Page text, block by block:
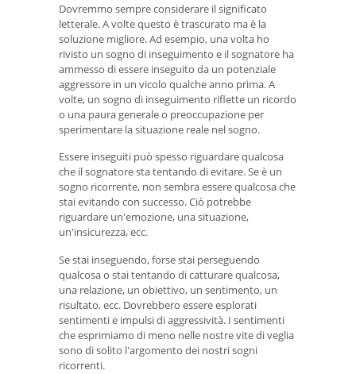
Dovremmo sempre considerare il significato
letterale. A volte questo è trascurato ma è la
soluzione migliore. Ad esempio, una volta ho
rivisto un sogno di inseguimento e il sognatore ha
ammesso di essere inseguito da un potenziale
aggressore in un vicolo qualche anno prima. A
volte, un sogno di inseguimento riflette un ricordo
o una paura generale o preoccupazione per
sperimentare la situazione reale nel sogno.
Essere inseguiti può spesso riguardare qualcosa
che il sognatore sta tentando di evitare. Se è un
sogno ricorrente, non sembra essere qualcosa che
stai evitando con successo. Ciò potrebbe
riguardare un'emozione, una situazione,
un'insicurezza, ecc.
Se stai inseguendo, forse stai perseguendo
qualcosa o stai tentando di catturare qualcosa,
una relazione, un obiettivo, un sentimento, un
risultato, ecc. Dovrebbero essere esplorati
sentimenti e impulsi di aggressività. I sentimenti
che esprimiamo di meno nelle nostre vite di veglia
sono di solito l'argomento dei nostri sogni
ricorrenti.